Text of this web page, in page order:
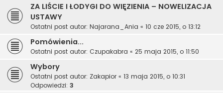
ZA LIŚCIE I ŁODYGI DO WIĘZIENIA – NOWELIZACJA
USTAWY
Ostatni post autor: Najarana_Ania « 10 cze 2015, o 13:12
Pomówienia...
Ostatni post autor: Czupakabra « 25 maja 2015, o 11:50
Wybory
Ostatni post autor: Zakapior « 13 maja 2015, o 10:31
Odpowiedzi: 3